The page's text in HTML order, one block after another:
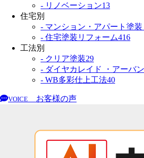
- リノベーション13
住宅別
- マンション・アパート塗
- 住宅塗装リフォーム416
工法別
- クリア塗装29
- ダイヤカレイド ・アーバ
- WB多彩仕上工法40
VOICE お客様の声